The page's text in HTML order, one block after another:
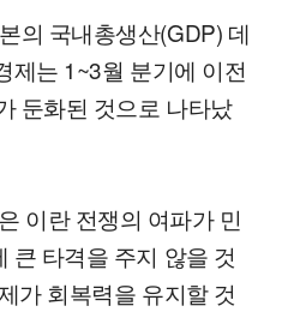
의 국내총생산(GDP) 데
제는 1~3월 분기에 이전
둔화된 것으로 나타났
이란 전쟁의 여파가 민
큰 타격을 주지 않을 것
가 회복력을 유지할 것